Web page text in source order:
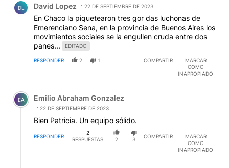
DL David Lopez 22 DE SEPTIEMBRE DE 2023
En Chaco la piquetearon tres gor das luchonas de
Emerenciano Sena, en la provincia de Buenos Aires los
movimientos sociales se la engullen cruda entre dos
panes...
EDITADO
RESPONDER 2 1 COMPARTIR
MARCAR
COMO
INAPROPIADO
Comentario de Emilio Abraham Gonzalez.
EA Emilio Abraham Gonzalez
22 DE SEPTIEMBRE DE 2023
Bien Patricia. Un equipo sólido.
RESPONDER
2
RESPUESTAS
2 3
COMPARTIR
MARCAR
COMO
INAPROPIADO